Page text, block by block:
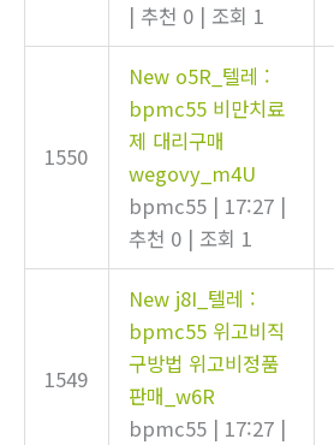
| 추천 0 | 조회 1
1550
New o5R_텔레 :
bpmc55 비만치료
제 대리구매
wegovy_m4U
bpmc55 | 17:27 |
추천 0 | 조회 1
1549
New j8I_텔레 :
bpmc55 위고비직
구방법 위고비정품
판매_w6R
bpmc55 | 17:27 |